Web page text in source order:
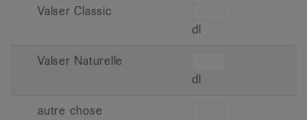
Valser Classic
dl
Valser Naturelle
dl
autre chose